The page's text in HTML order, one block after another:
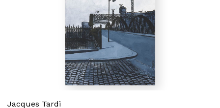
Jacques Tardi